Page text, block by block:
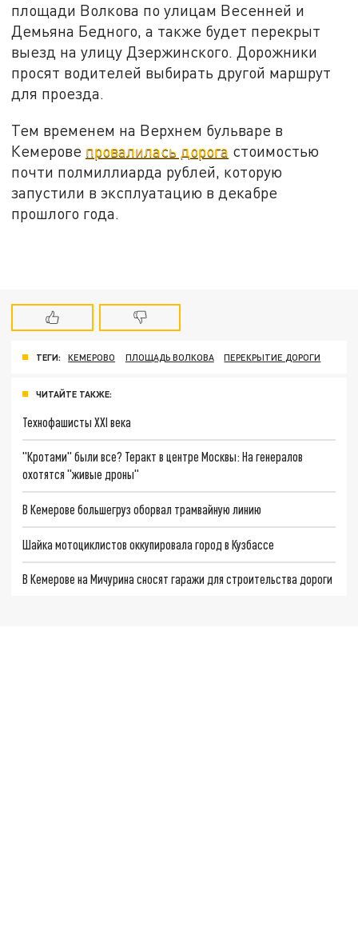
площади Волкова по улицам Весенней и
Демьяна Бедного, а также будет перекрыт
выезд на улицу Дзержинского. Дорожники
просят водителей выбирать другой маршрут
для проезда.
Тем временем на Верхнем бульваре в
Кемерове провалилась дорога стоимостью
почти полмиллиарда рублей, которую
запустили в эксплуатацию в декабре
прошлого года.
ТЕГИ: КЕМЕРОВО ПЛОЩАДЬ ВОЛКОВА ПЕРЕКРЫТИЕ ДОРОГИ
ЧИТАЙТЕ ТАКЖЕ:
Технофашисты XXI века
"Кротами" были все? Теракт в центре Москвы: На генералов
охотятся "живые дроны"
В Кемерове большегруз оборвал трамвайную линию
Шайка мотоциклистов оккупировала город в Кузбассе
В Кемерове на Мичурина сносят гаражи для строительства дороги